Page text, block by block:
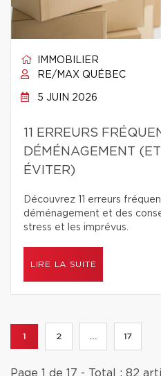
IMMOBILIER
RE/MAX QUÉBEC
5 JUIN 2026
11 ERREURS
DÉMÉNAGEMENT
ÉVITER)
Découvrez 11 erreurs
déménagement et des
stress et les imprévus.
LIRE LA SUITE
1 2 ... 17
Page 1 de 17 - Total : 82